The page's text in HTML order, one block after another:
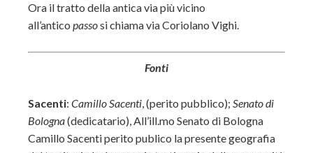
Ora il tratto della antica via più vicino
all’antico passosi chiama via Coriolano Vighi.
Fonti
Sacenti: Camillo Sacenti, (perito pubblico); Senato di
Bologna(dedicatario), All’ill.mo Senato di Bologna
Camillo Sacenti perito publico la presente geografia